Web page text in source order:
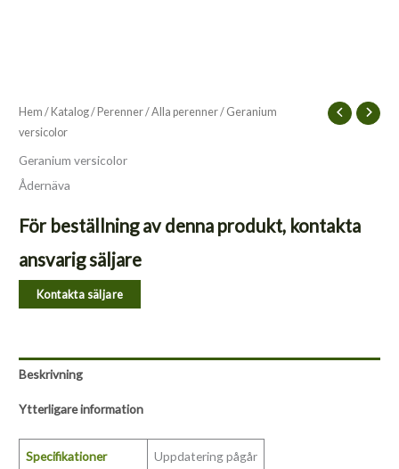
Hem / Katalog/ Perenner/Alla perenner/ Geranium
versicolor
Geranium versicolor
Ådernäva
För beställning av denna produkt, kontakta
ansvarig säljare
Kontakta säljare
Beskrivning
Ytterligare information
Specifikationer Uppdatering pågår